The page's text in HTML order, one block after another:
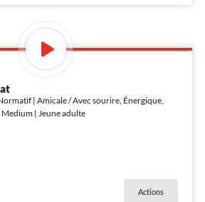
| Amicale / Avec sourire, Énergique,
| Jeune adulte
Actions